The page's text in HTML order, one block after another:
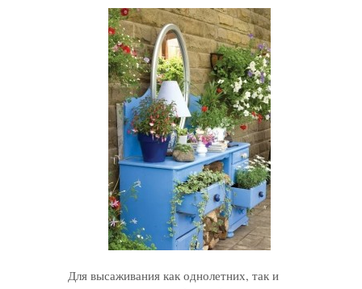
Для высаживания как однолетних, так и